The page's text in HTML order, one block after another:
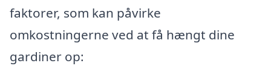
faktorer, som kan påvirke
omkostningerne ved at få hængt dine
gardiner op: